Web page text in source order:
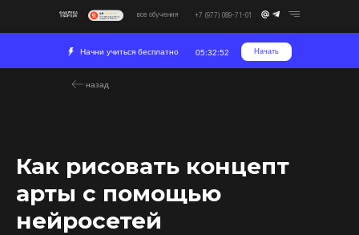
все обучения +7 (977) 089-71-01
05:32:51
Начни учиться бесплатно Начать
назад
Как рисовать концепт
арты с помощью
нейросетей